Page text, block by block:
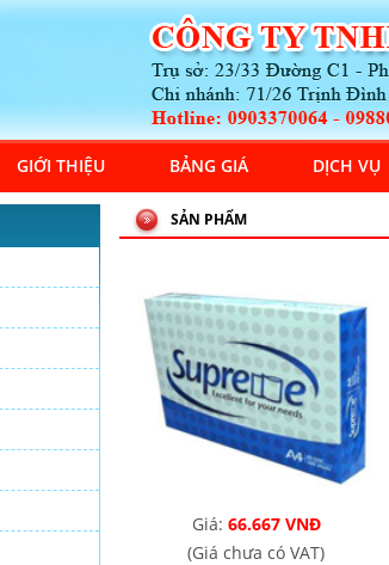
GIỚI THIỆU BẢNG GIÁ DỊCH VỤ
SẢN PHẨM
Giá: 66.667 VNĐ
(Giá chưa có VAT)